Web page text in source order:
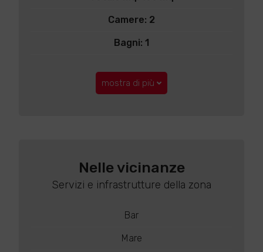
Camere: 2
Bagni: 1
mostra di più
Nelle vicinanze
Servizi e infrastrutture della zona
Bar
Mare